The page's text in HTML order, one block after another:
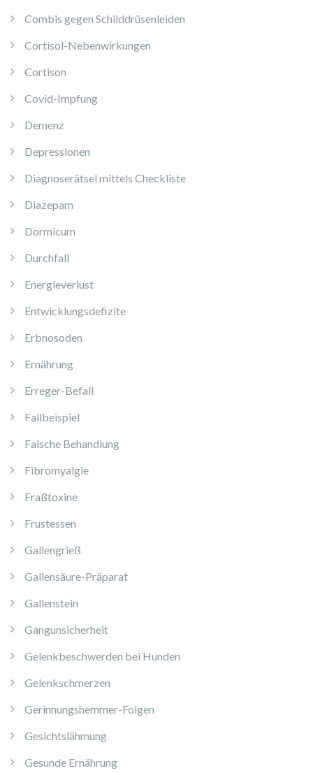
Combis gegen Schilddrüsenleiden
Cortisol-Nebenwirkungen
Cortison
Covid-Impfung
Demenz
Depressionen
Diagnoserätsel mittels Checkliste
Diazepam
Dormicum
Durchfall
Energieverlust
Entwicklungsdefizite
Erbnosoden
Ernährung
Erreger-Befall
Fallbeispiel
Falsche Behandlung
Fibromyalgie
Fraßtoxine
Frustessen
Gallengrieß
Gallensäure-Präparat
Gallenstein
Gangunsicherheit
Gelenkbeschwerden bei Hunden
Gelenkschmerzen
Gerinnungshemmer-Folgen
Gesichtslähmung
Gesunde Ernährung